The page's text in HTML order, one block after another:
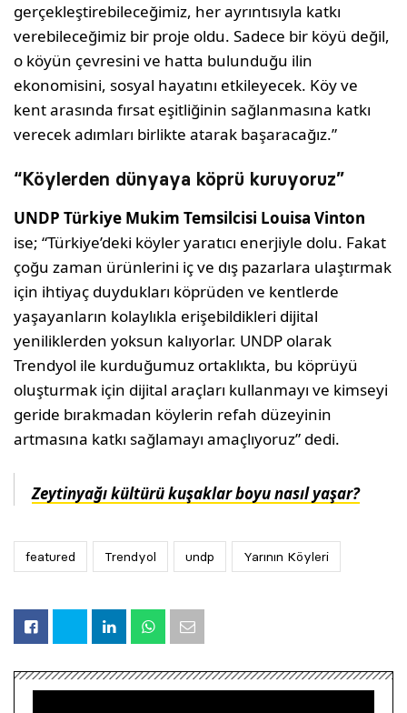
gerçekleştirebileceğimiz, her ayrıntısıyla katkı
verebileceğimiz bir proje oldu. Sadece bir köyü değil,
o köyün çevresini ve hatta bulunduğu ilin
ekonomisini, sosyal hayatını etkileyecek. Köy ve
kent arasında fırsat eşitliğinin sağlanmasına katkı
verecek adımları birlikte atarak başaracağız.”
“Köylerden dünyaya köprü kuruyoruz”
UNDP Türkiye Mukim Temsilcisi Louisa Vinton
ise; “Türkiye’deki köyler yaratıcı enerjiyle dolu. Fakat
çoğu zaman ürünlerini iç ve dış pazarlara ulaştırmak
için ihtiyaç duydukları köprüden ve kentlerde
yaşayanların kolaylıkla erişebildikleri dijital
yeniliklerden yoksun kalıyorlar. UNDP olarak
Trendyol ile kurduğumuz ortaklıkta, bu köprüyü
oluşturmak için dijital araçları kullanmayı ve kimseyi
geride bırakmadan köylerin refah düzeyinin
artmasına katkı sağlamayı amaçlıyoruz” dedi.
Zeytinyağı kültürü kuşaklar boyu nasıl yaşar?
featured Trendyol undp Yarının Köyleri